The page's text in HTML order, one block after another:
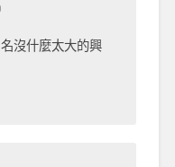
沒什麼太大的興